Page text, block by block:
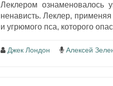
Леклером ознаменовалось
ненависть. Леклер,
и угрюмого пса, которого
Джек Лондон Алексей